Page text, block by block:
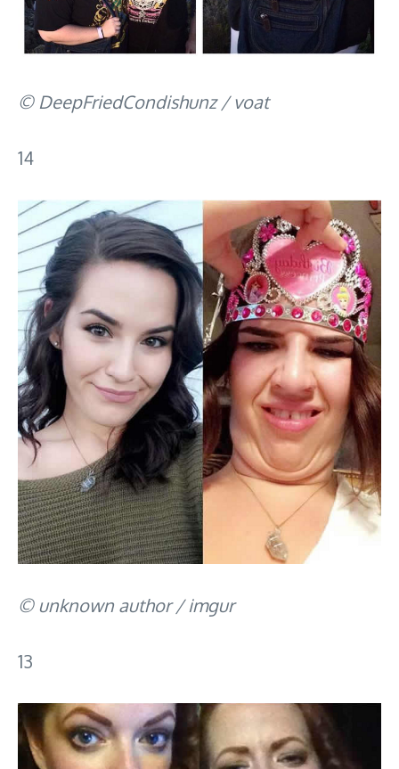
© DeepFriedCondishunz / voat
14
© unknown author / imgur
13